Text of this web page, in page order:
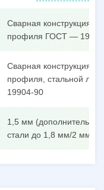
Сварная конструкция из
профиля ГОСТ —
Сварная конструкция из
профиля, стальной
19904-90
1,5 мм
стали до 1,8 мм/2 мм/3